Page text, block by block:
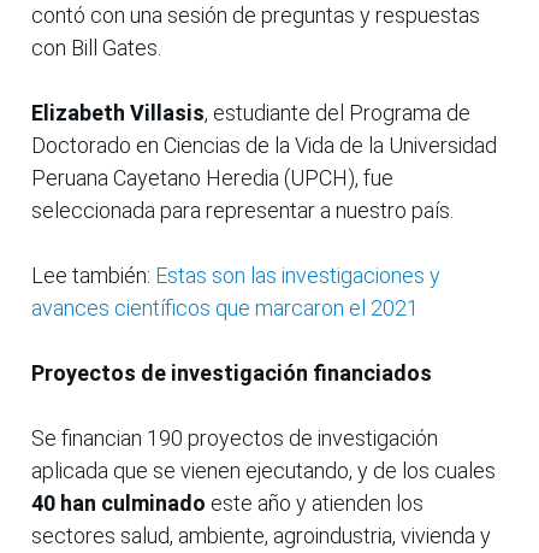
contó con una sesión de preguntas y respuestas
con Bill Gates.
Elizabeth Villasis, estudiante del Programa de
Doctorado en Ciencias de la Vida de la Universidad
Peruana Cayetano Heredia (UPCH), fue
seleccionada para representar a nuestro país.
Lee también: Estas son las investigaciones y
avances científicos que marcaron el 2021
Proyectos de investigación financiados
Se financian 190 proyectos de investigación
aplicada que se vienen ejecutando, y de los cuales
40 han culminado este año y atienden los
sectores salud, ambiente, agroindustria, vivienda y